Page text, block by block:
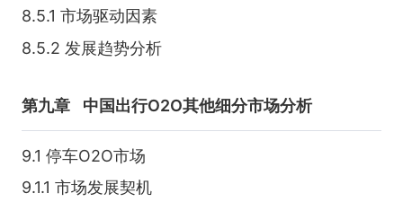
8.5.1 市场驱动因素
8.5.2 发展趋势分析
第九章 中国出行O2O其他细分市场分析
9.1 停车O2O市场
9.1.1 市场发展契机